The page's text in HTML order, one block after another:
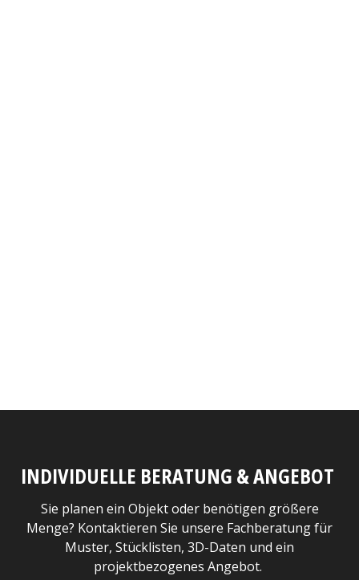
INDIVIDUELLE BERATUNG & ANGEBOT
Sie planen ein Objekt oder benötigen größere
Menge? Kontaktieren Sie unsere Fachberatung für
Muster, Stücklisten, 3D-Daten und ein
projektbezogenes Angebot.